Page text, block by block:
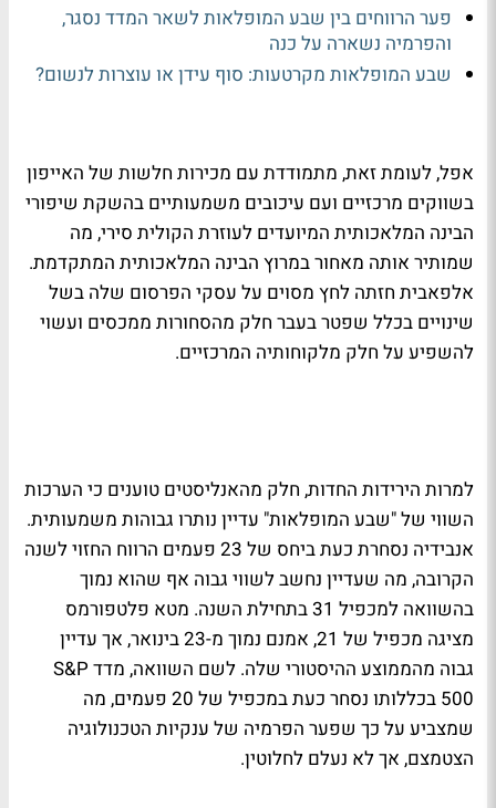
פער הרווחים בין שבע המופלאות לשאר המדד נסגר,
והפרמיה נשארה על כנה
שבע המופלאות מקרטעות: סוף עידן או עוצרות לנשום?
אפל, לעומת זאת, מתמודדת עם מכירות חלשות של האייפון
בשווקים מרכזיים ועם עיכובים משמעותיים בהשקת שיפורי
הבינה המלאכותית המיועדים לעוזרת הקולית סירי, מה
שמותיר אותה מאחור במרוץ הבינה המלאכותית המתקדמת.
אלפאבית חזתה לחץ מסוים על עסקי הפרסום שלה בשל
שינויים בכלל שפטר בעבר חלק מהסחורות ממכסים ועשוי
להשפיע על חלק מלקוחותיה המרכזיים.
למרות הירידות החדות, חלק מהאנליסטים טוענים כי הערכות
השווי של "שבע המופלאות" עדיין נותרו גבוהות משמעותית.
אנבידיה נסחרת כעת ביחס של 23 פעמים הרווח החזוי לשנה
הקרובה, מה שעדיין נחשב לשווי גבוה אף שהוא נמוך
בהשוואה למכפיל 31 בתחילת השנה. מטא פלטפורמס
מציגה מכפיל של 21, אמנם נמוך מ-23 בינואר, אך עדיין
גבוה מהממוצע ההיסטורי שלה. לשם השוואה, מדד S&P
500 בכללותו נסחר כעת במכפיל של 20 פעמים, מה
שמצביע על כך שפער הפרמיה של ענקיות הטכנולוגיה
הצטמצם, אך לא נעלם לחלוטין.